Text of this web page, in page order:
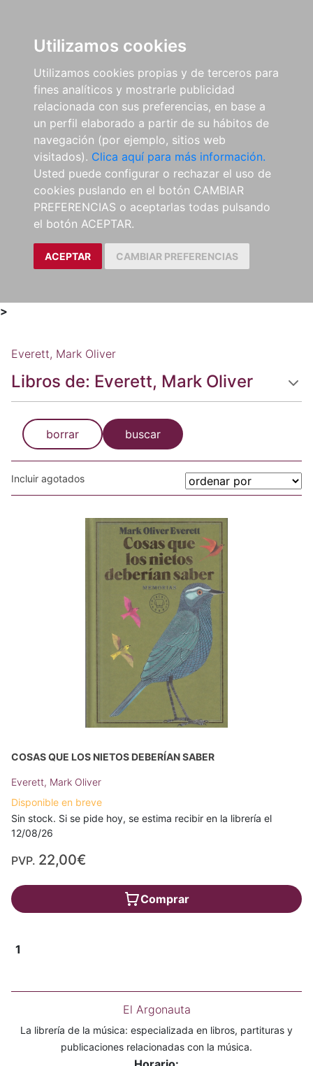
Utilizamos cookies
Utilizamos cookies propias y de terceros para
fines analíticos y mostrarle publicidad
relacionada con sus preferencias, en base a
un perfil elaborado a partir de su hábitos de
navegación (por ejemplo, sitios web
visitados). Clica aquí para más información.
Usted puede configurar o rechazar el uso de
cookies puslando en el botón CAMBIAR
PREFERENCIAS o aceptarlas todas pulsando
el botón ACEPTAR.
ACEPTAR CAMBIAR PREFERENCIAS
>
Everett, Mark Oliver
Libros de: Everett, Mark Oliver
borrar buscar
Incluir agotados
COSAS QUE LOS NIETOS DEBERÍAN SABER
Everett, Mark Oliver
Disponible en breve
Sin stock. Si se pide hoy, se estima recibir en la librería el
12/08/26
PVP. 22,00€
Comprar
1
El Argonauta
La librería de la música: especializada en libros, partituras y
publicaciones relacionadas con la música.